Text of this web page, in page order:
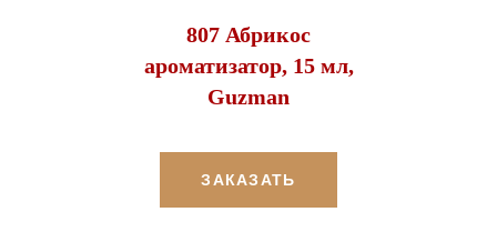
807 Абрикос
ароматизатор, 15 мл,
Guzman
ЗАКАЗАТЬ